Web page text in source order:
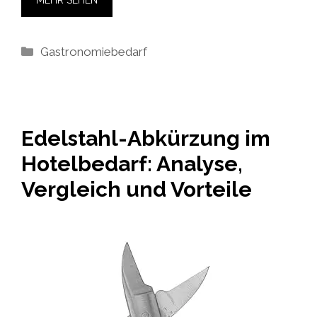
Kategorien
Gastronomiebedarf
Edelstahl-Abkürzung im
Hotelbedarf: Analyse,
Vergleich und Vorteile